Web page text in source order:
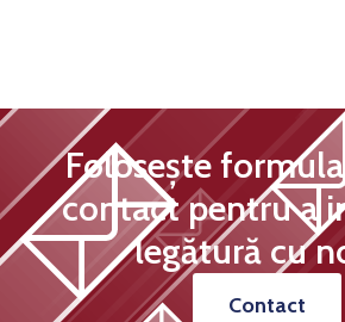
Folosește
contact pentru a
legătură cu
Contact